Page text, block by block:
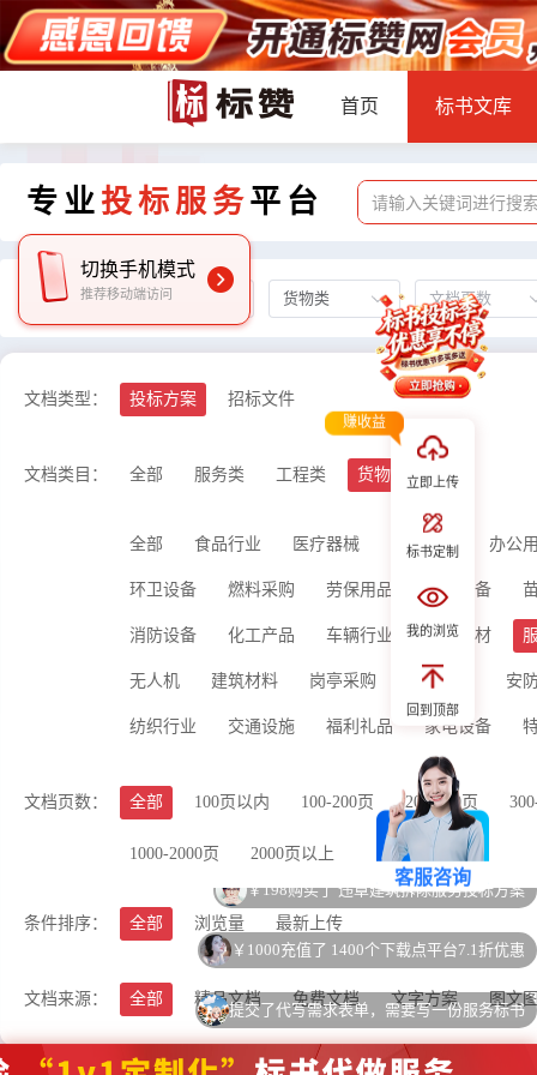
首页 标书文库
专业 投标服务平台
所有文档： 投标方案 货物类 文档页数
文档类型： 投标方案 招标文件
文档类目： 全部 服务类 工程类 货物类
全部 食品行业 医疗器械 生活用品 办公
环卫设备 燃料采购 劳保用品 冷暖设备
消防设备 化工产品 车辆行业 运动器材
无人机 建筑材料 岗亭采购 供水设备 安
纺织行业 交通设施 福利礼品 家电设备
文档页数： 全部 100页以内 100-200页 200-300页
1000-2000页 2000页以上
条件排序： 全部 浏览量 最新上传
文档来源： 全部 精品文档 免费文档 文字方案 图文
￥39开通周卡会员 兑换了一篇付费文档
￥218购买了 学校物业项目服务投标方案
￥145购买了 除四害投标方案
￥199开通了半年卡会员 兑换了一篇付费文档
￥198购买了 违章建筑拆除服务投标方案
￥1000充值了 1400个下载点平台7.1折优惠
提交了代写需求表单，需要写一份服务标书
￥155购买了 标识标牌制作安装施工投标方案
标赞专业标师为您服务
工程标 服务标
16852
扫码添加客服
咨询热线：133 9089
立即上传
赚收益
标书定制
我的浏览
回到顶部
客服咨询
切换手机模式
推荐移动端访问